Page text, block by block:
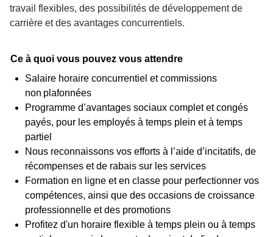
travail flexibles, des possibilités de développement de
carrière et des avantages concurrentiels.
Ce à quoi vous pouvez vous attendre
Salaire horaire concurrentiel et commissions
non plafonnées
Programme d’avantages sociaux complet et congés
payés, pour les employés à temps plein et à temps
partiel
Nous reconnaissons vos efforts à l’aide d’incitatifs, de
récompenses et de rabais sur les services
Formation en ligne et en classe pour perfectionner vos
compétences, ainsi que des occasions de croissance
professionnelle et des promotions
Profitez d'un horaire flexible à temps plein ou à temps